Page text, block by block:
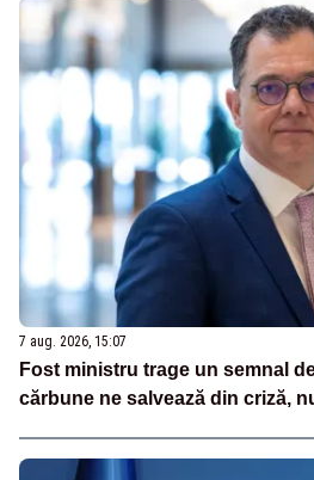
7 aug. 2026, 15:07
Fost ministru trage un semnal
cărbune ne salvează din criză,